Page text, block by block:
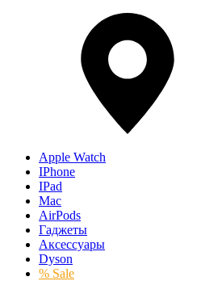
Apple Watch
IPhone
IPad
Mac
AirPods
Гаджеты
Аксессуары
Dyson
% Sale